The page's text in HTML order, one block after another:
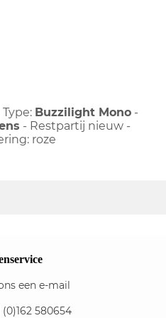
Type: Buzzilight Mono -
- Restpartij nieuw -
roze
een e-mail
(0)162 580654